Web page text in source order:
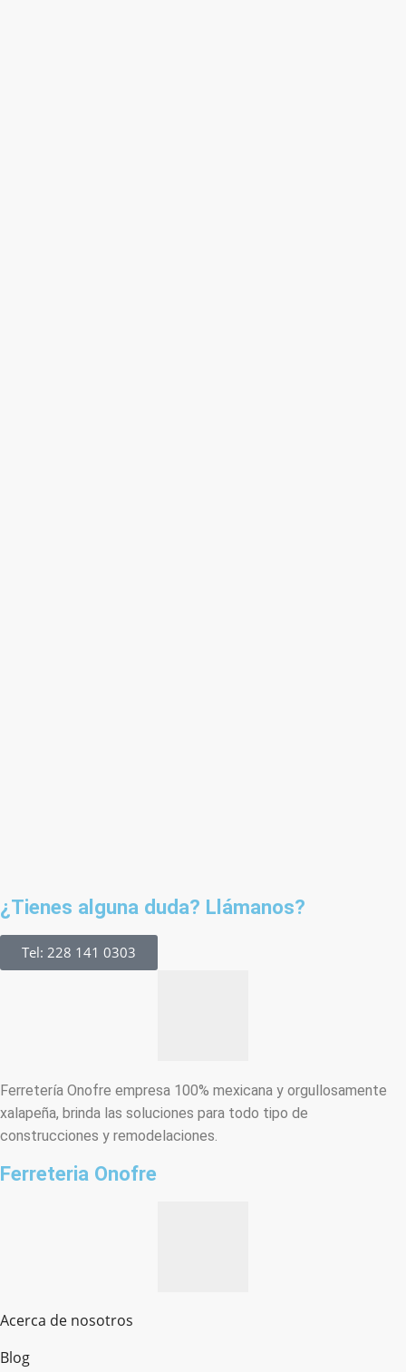
¿Tienes alguna duda? Llámanos?
Tel: 228 141 0303
Ferretería Onofre empresa 100% mexicana y orgullosamente
xalapeña, brinda las soluciones para todo tipo de
construcciones y remodelaciones.
Ferreteria Onofre
Acerca de nosotros
Blog